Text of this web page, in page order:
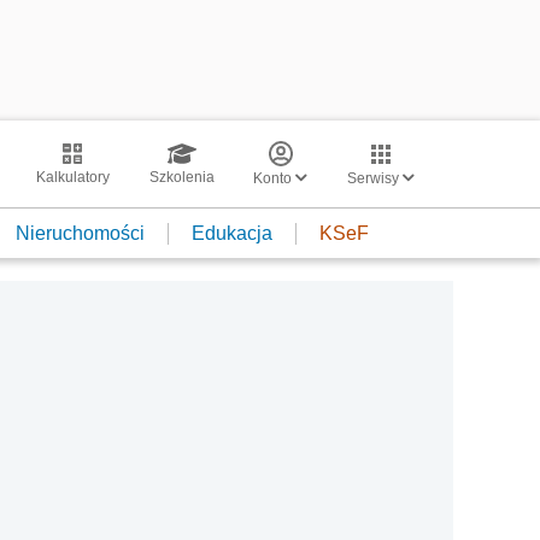
Kalkulatory Szkolenia Konto Serwisy
Nieruchomości Edukacja KSeF